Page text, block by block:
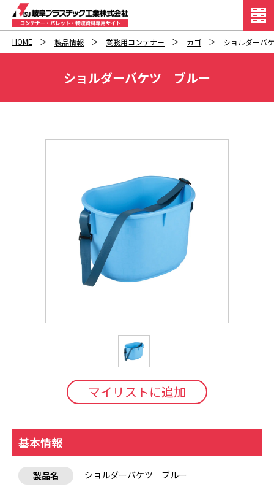
HOME 製品情報 業務用コンテナー カゴ ショルダーバ
ショルダーバケツ ブルー
マイリストに追加
基本情報
製品名 ショルダーバケツ ブルー